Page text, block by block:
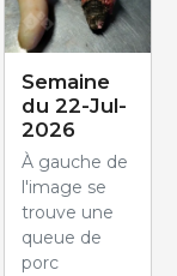
Semaine
du 22-Jul-
2026
À gauche de
l'image se
trouve une
queue de
porc